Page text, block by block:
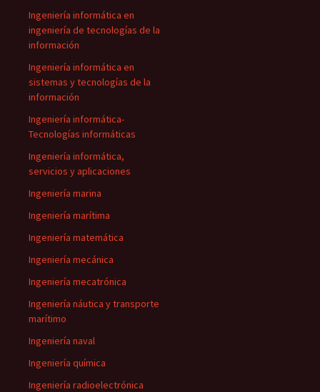
Ingeniería informática en
ingeniería de tecnologías de la
información
Ingeniería informática en
sistemas y tecnologías de la
información
Ingeniería informática-
Tecnologías informáticas
Ingeniería informática,
servicios y aplicaciones
Ingeniería marina
Ingeniería marítima
Ingeniería matemática
Ingeniería mecánica
Ingeniería mecatrónica
Ingeniería náutica y transporte
marítimo
Ingeniería naval
Ingeniería química
Ingeniería radioelectrónica